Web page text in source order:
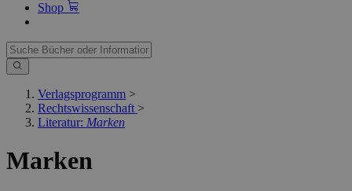
Shop
Verlagsprogramm >
Rechtswissenschaft >
Literatur: Marken
Marken